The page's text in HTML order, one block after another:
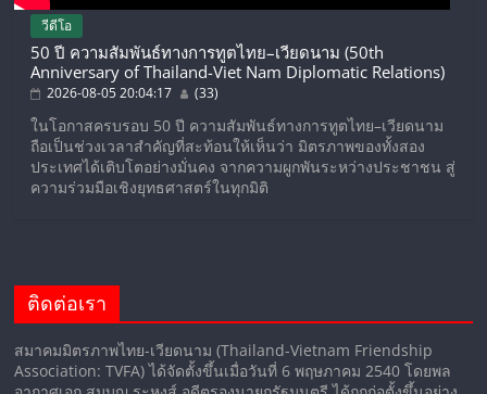
วีดีโอ
50 ปี ความสัมพันธ์ทางการทูตไทย–เวียดนาม (50th
Anniversary of Thailand-Viet Nam Diplomatic Relations)
2026-08-05 20:04:17 (33)
ในโอกาสครบรอบ 50 ปี ความสัมพันธ์ทางการทูตไทย–เวียดนาม
ถือเป็นช่วงเวลาสำคัญที่สะท้อนให้เห็นว่า มิตรภาพของทั้งสอง
ประเทศได้เติบโตอย่างมั่นคง จากความผูกพันระหว่างประชาชน สู่
ความร่วมมือเชิงยุทธศาสตร์ในทุกมิติ
ติดต่อเรา
สมาคมมิตรภาพไทย-เวียดนาม (Thailand-Vietnam Friendship
Association: TVFA) ได้จัดตั้งขึ้นเมื่อวันที่ 6 พฤษภาคม 2540 โดยพล